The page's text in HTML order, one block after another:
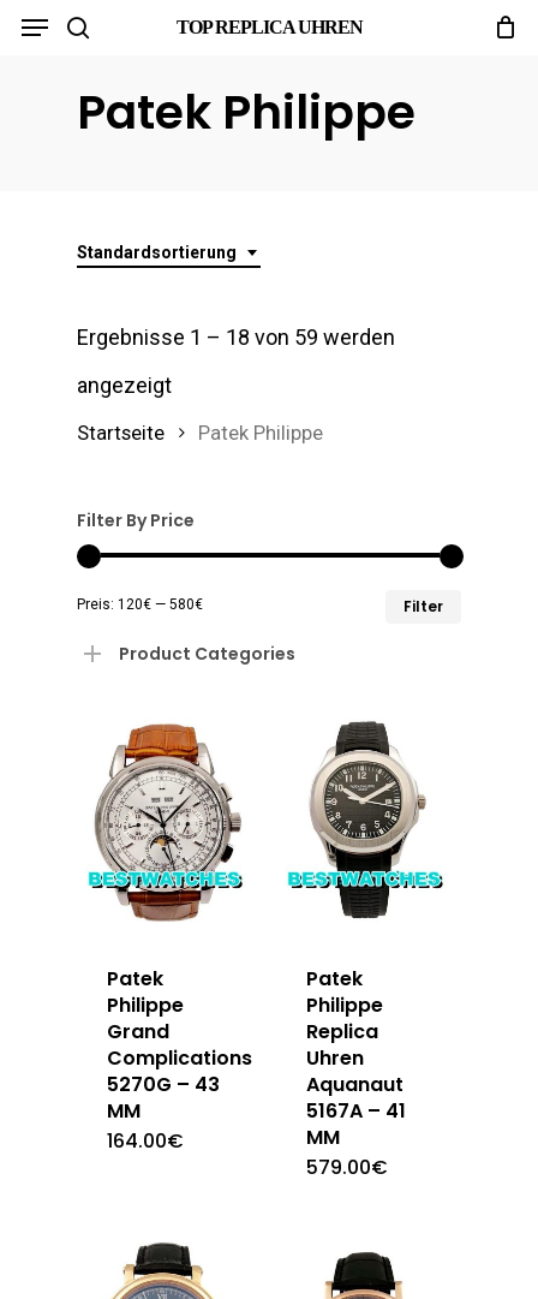
Skip
TOP REPLICA UHREN
Menu
Patek Philippe
Standardsortierung
Ergebnisse 1 – 18 von 59 werden
angezeigt
Startseite Patek Philippe
Filter By Price
Filter
Preis: 120€ — 580€
Product Categories
Patek
Philippe
Grand
Complications
5270G – 43
MM
164.00€
Patek
Philippe
Replica
Uhren
Aquanaut
5167A – 41
MM
579.00€